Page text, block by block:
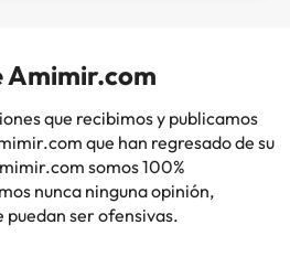
Amimir.com
que recibimos y publicamos
que han regresado de su
somos 100%
nunca ninguna opinión,
ser ofensivas.